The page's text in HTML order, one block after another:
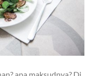
apa maksudnya? Di